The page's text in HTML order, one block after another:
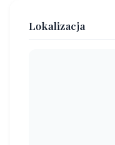
Lokalizacja